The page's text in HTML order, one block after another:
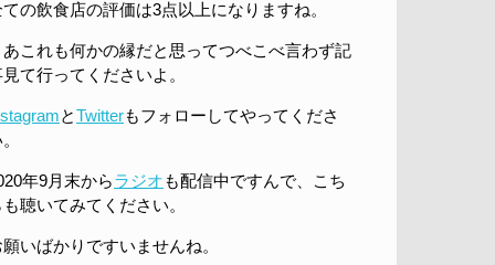
ての飲食店の評価は3点以上になりますね。
あこれも何かの縁だと思ってつべこべ言わず記
て行ってくださいよ。
とTwitterもフォローしてやってくださ
年9月末からラジオも配信中ですんで、こち
聴いてみてください。
いばかりですいませんね。